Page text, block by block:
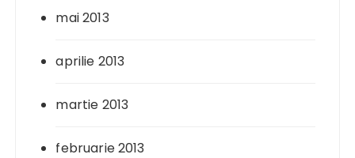
mai 2013
aprilie 2013
martie 2013
februarie 2013